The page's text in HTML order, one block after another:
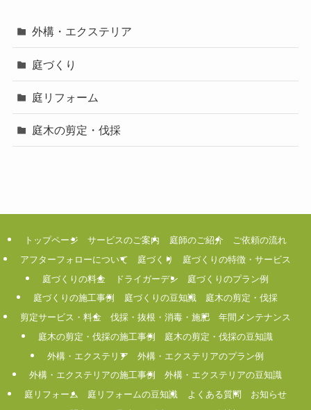
外構・エクステリア
庭づくり
庭リフォーム
庭木の剪定・伐採
トップページ サービスのご案内 庭師のご紹介
ご依頼の流れ
アフターフォローについて
庭づくり
庭づくりの特徴・サービス
庭づくりの料金
ドライガーデン
庭づくりのプラン例
庭づくりの施工事例
庭づくりの豆知識
庭木の剪定・伐採
剪定サービス・料金
伐採・抜根・消毒・施肥
年間メンテナンス
庭木の剪定・伐採の施工事例
庭木の剪定・伐採の豆知識
外構・エクステリア
外構・エクステリアのプラン例
外構・エクステリアの施工事例
外構・エクステリアの豆知識
庭リフォーム
庭リフォームの豆知識 よくある質問
お知らせ